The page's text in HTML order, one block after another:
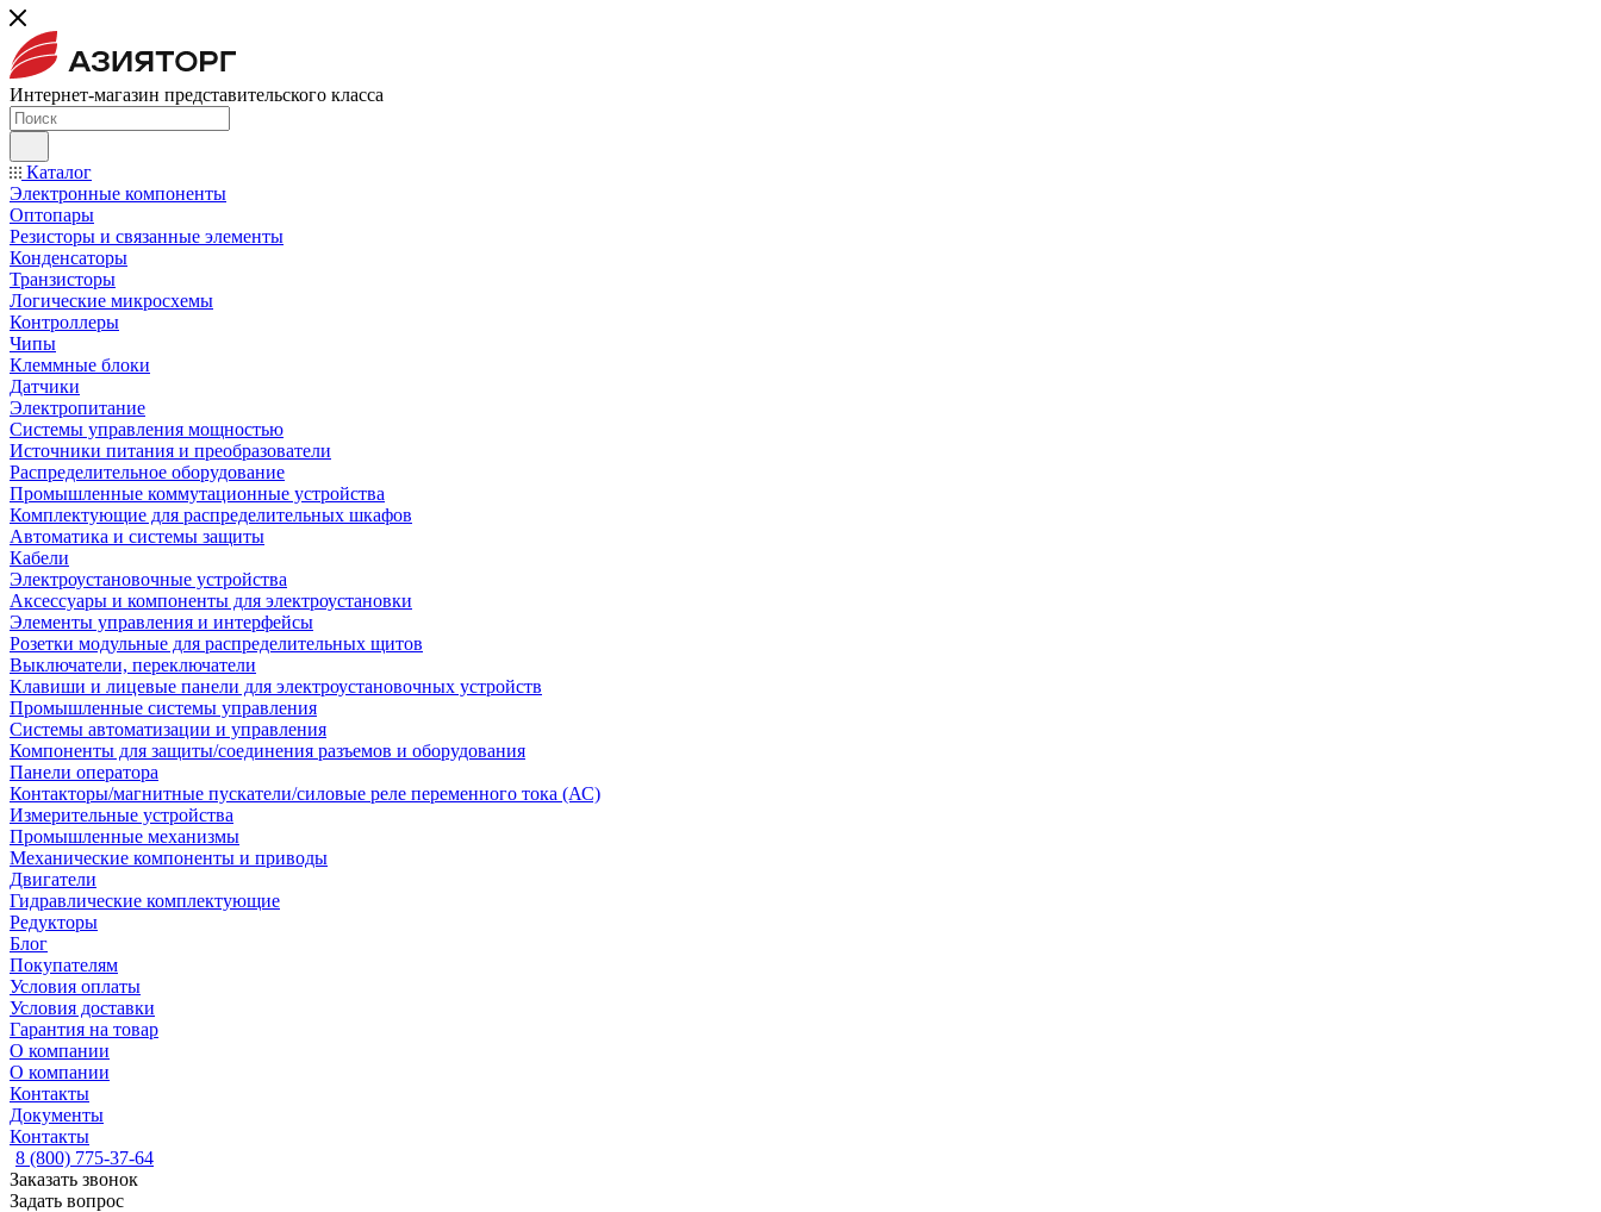
Интернет-магазин представительского класса
Каталог
Электронные компоненты
Оптопары
Резисторы и связанные элементы
Конденсаторы
Транзисторы
Логические микросхемы
Контроллеры
Чипы
Клеммные блоки
Датчики
Электропитание
Системы управления мощностью
Источники питания и преобразователи
Распределительное оборудование
Промышленные коммутационные устройства
Комплектующие для распределительных шкафов
Автоматика и системы защиты
Кабели
Электроустановочные устройства
Аксессуары и компоненты для электроустановки
Элементы управления и интерфейсы
Розетки модульные для распределительных щитов
Выключатели, переключатели
Клавиши и лицевые панели для электроустановочных устройств
Промышленные системы управления
Системы автоматизации и управления
Компоненты для защиты/соединения разъемов и оборудования
Панели оператора
Контакторы/магнитные пускатели/силовые реле переменного тока (АС)
Измерительные устройства
Промышленные механизмы
Механические компоненты и приводы
Двигатели
Гидравлические комплектующие
Редукторы
Блог
Покупателям
Условия оплаты
Условия доставки
Гарантия на товар
О компании
О компании
Контакты
Документы
Контакты
8 (800) 775-37-64
Заказать звонок
Задать вопрос